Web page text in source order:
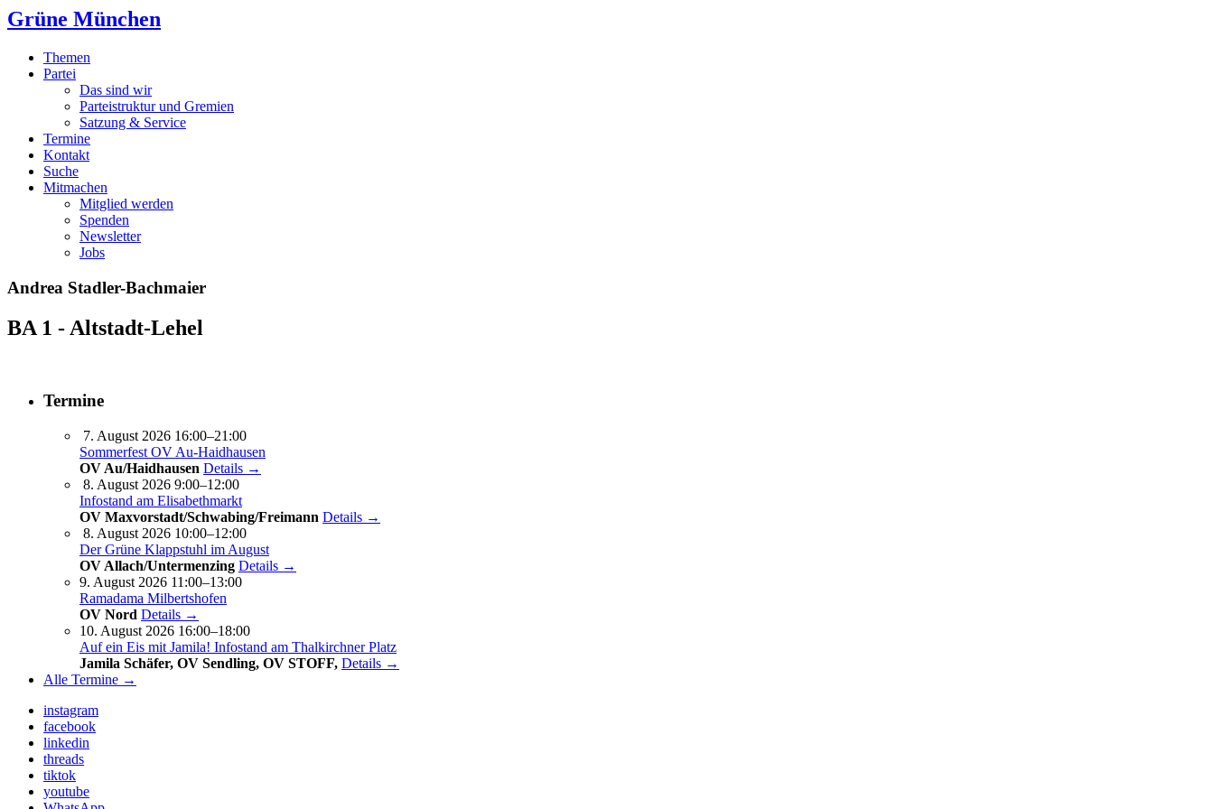
Grüne München
Themen
Partei
Das sind wir
Parteistruktur und Gremien
Satzung & Service
Termine
Kontakt
Suche
Mitmachen
Mitglied werden
Spenden
Newsletter
Jobs
Andrea Stadler-Bachmaier
BA 1 - Altstadt-Lehel
Termine
7. August 2026 16:00–21:00
Sommerfest OV Au-Haidhausen
OV Au/Haidhausen Details →
8. August 2026 9:00–12:00
Infostand am Elisabethmarkt
OV Maxvorstadt/Schwabing/Freimann Details →
8. August 2026 10:00–12:00
Der Grüne Klappstuhl im August
OV Allach/Untermenzing Details →
9. August 2026 11:00–13:00
Ramadama Milbertshofen
OV Nord Details →
10. August 2026 16:00–18:00
Auf ein Eis mit Jamila! Infostand am Thalkirchner Platz
Jamila Schäfer, OV Sendling, OV STOFF, Details →
Alle Termine →
instagram
facebook
linkedin
threads
tiktok
youtube